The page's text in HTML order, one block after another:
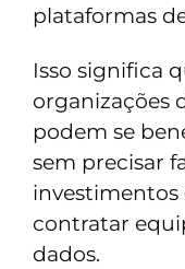
plataformas
Isso significa
organizações
podem se
sem precisar
contratar
dados.